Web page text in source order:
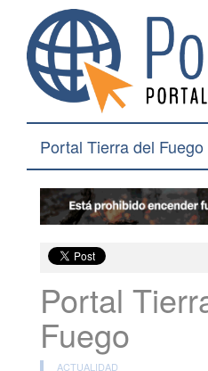
Portal Tierra del Fuego
Portal
Fuego
ACTUALIDAD